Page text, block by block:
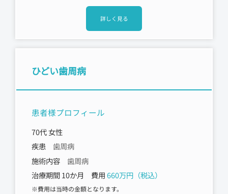
詳しく見る
ひどい歯周病
患者様プロフィール
70代 女性
疾患 歯周病
施術内容 歯周病
治療期間 10か月 費用660万円（税込）
※費用は当時の金額となります。